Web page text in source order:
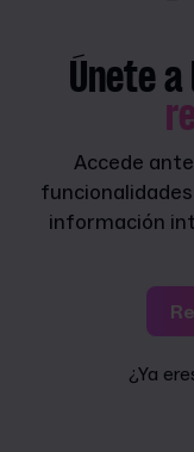
Únete
Accede
información
¿Ya